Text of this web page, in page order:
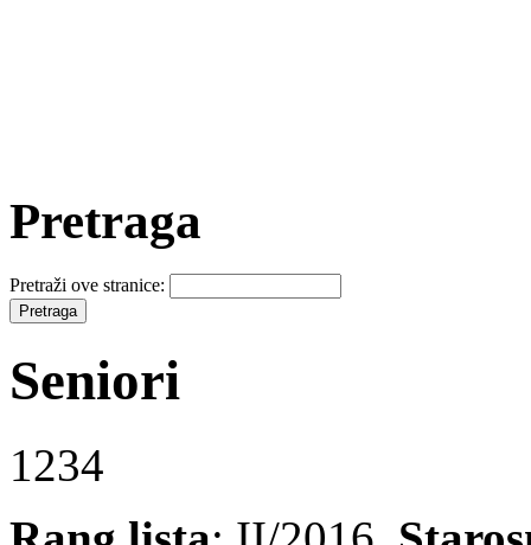
Pretraga
Pretraži ove stranice:
Seniori
1234